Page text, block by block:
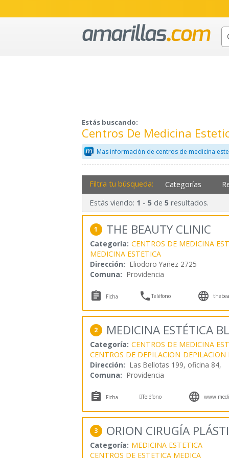
Estás buscando:
Centros De Medicina
Mas información de centros de medicina
Filtra tu búsqueda: Categorías
Estás viendo: 1 - 5 de 5 resultados.
1 THE BEAUTY CLINIC
Categoría: CENTROS DE MEDICINA
MEDICINA ESTETICA
Dirección: Eliodoro Yañez 2725
Comuna: Providencia
 Ficha Teléfono 
2 MEDICINA ESTÉTICA
Categoría: CENTROS DE MEDICINA
CENTROS DE DEPILACION DEPILACION
Dirección: Las Bellotas 199, oficina 84,
Comuna: Providencia
 Ficha Teléfono 
3 ORION CIRUGÍA
Categoría: MEDICINA ESTETICA
CENTROS DE ESTETICA MEDICA